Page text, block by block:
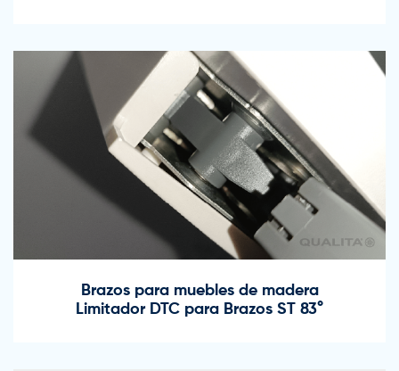
Brazos para muebles de madera
Limitador DTC para Brazos ST 83°